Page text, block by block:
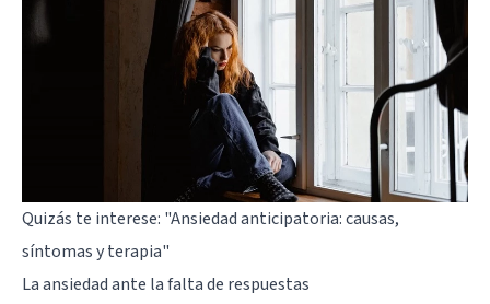
Quizás te interese: "Ansiedad anticipatoria: causas,
síntomas y terapia"
La ansiedad ante la falta de respuestas